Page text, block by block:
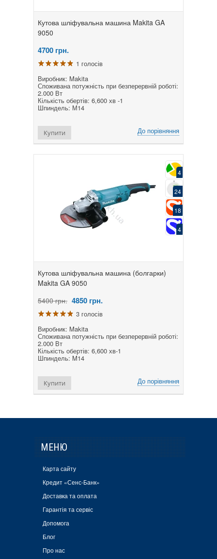
Кутова шліфувальна машина Makita GA
9050
4700 грн.
1 голосів
Виробник: Makita
Споживана потужність при безперервній роботі:
2.000 Вт
Кількість обертів: 6,600 хв -1
Шпиндель: М14
До порівняння
Купити
4
24
18
4
Кутова шліфувальна машина (болгарки)
Makita GA 9050
5400 грн. 4850 грн.
3 голосів
Виробник: Makita
Споживана потужність при безперервній роботі:
2.000 Вт
Кількість обертів: 6,600 хв-1
Шпиндель: M14
До порівняння
Купити
МЕНЮ
Карта сайту
Кредит «Сенс-Банк»
Доставка та оплата
Гарантія та сервіс
Допомога
Блог
Про нас